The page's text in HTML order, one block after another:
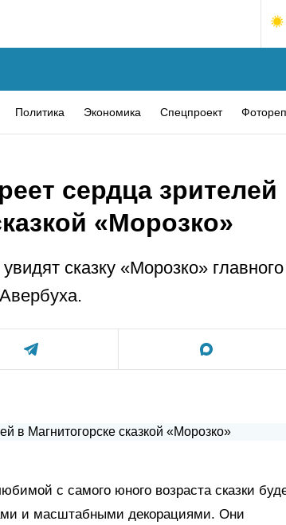
Политика Экономика Спецпроект
сердца зрителей
«Морозко»
сказку «Морозко» главного
с самого юного возраста сказки
и масштабными декорациями. Они